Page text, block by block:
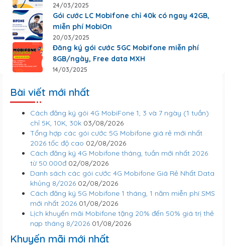
24/03/2025
Gói cước LC Mobifone chỉ 40k có ngay 42GB,
miễn phí MobiOn
20/03/2025
Đăng ký gói cước 5GC Mobifone miễn phí
8GB/ngày, Free data MXH
14/03/2025
Bài viết mới nhất
Cách đăng ký gói 4G MobiFone 1, 3 và 7 ngày (1 tuần)
chỉ 5K, 10K, 30k 03/08/2026
Tổng hợp các gói cước 5G Mobifone giá rẻ mới nhất
2026 tốc độ cao 02/08/2026
Cách đăng ký 4G Mobifone tháng, tuần mới nhất 2026
từ 50.000đ 02/08/2026
Danh sách các gói cước 4G Mobifone Giá Rẻ Nhất Data
khủng 8/2026 02/08/2026
Cách đăng ký 5G Mobifone 1 tháng, 1 năm miễn phí SMS
mới nhất 2026 01/08/2026
Lịch khuyến mãi Mobifone tặng 20% đến 50% giá trị thẻ
nạp tháng 8/2026 01/08/2026
Khuyến mãi mới nhất